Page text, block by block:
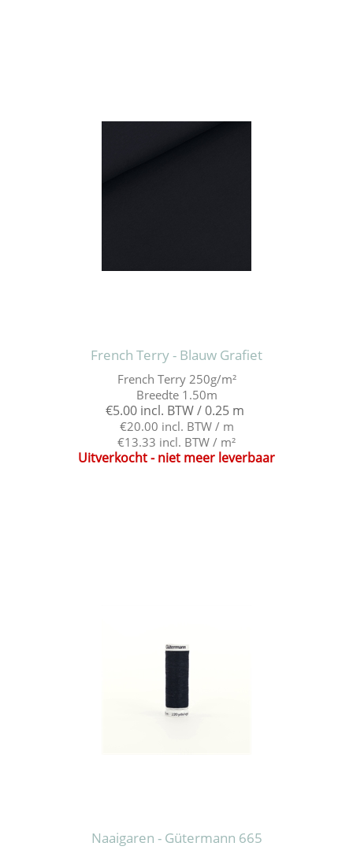
French Terry - Blauw Grafiet
French Terry 250g/m²
Breedte 1.50m
€5.00 incl. BTW / 0.25 m
€20.00 incl. BTW / m
€13.33 incl. BTW / m²
Uitverkocht - niet meer leverbaar
Naaigaren - Gütermann 665